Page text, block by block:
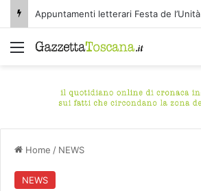
Appuntamenti letterari Festa de
Menu
Home / NEWS
NEWS